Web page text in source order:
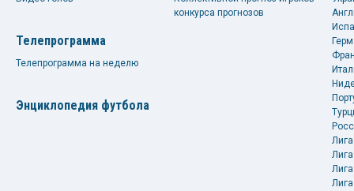
Телепрограмма
Телепрограмма на неделю
Энциклопедия футбола
конкурса прогнозов